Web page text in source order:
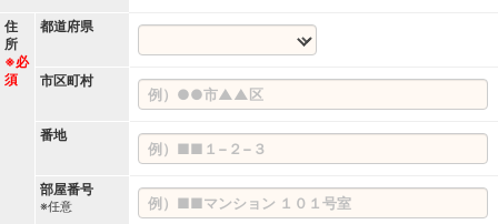
住
所
※必
須
都道府県
市区町村
番地
部屋番号
※任意